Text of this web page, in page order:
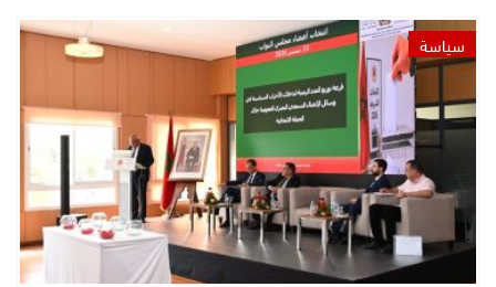
سياسة